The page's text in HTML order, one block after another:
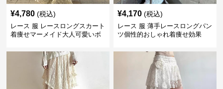
¥4,780 (税込)
レース 服 レースロングスカート
着痩せマーメイド大人可愛いボ
¥4,170 (税込)
レース 服 薄手レースロングパン
ツ個性的おしゃれ着痩せ効果